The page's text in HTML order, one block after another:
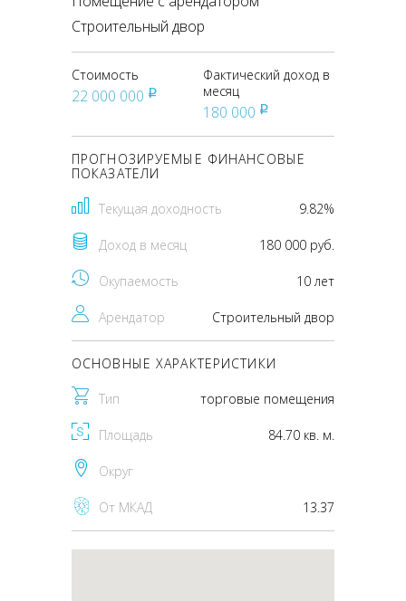
Строительный двор
Стоимость
22 000 000 pуб
Фактический доход в
месяц
180 000 pуб
ПРОГНОЗИРУЕМЫЕ ФИНАНСОВЫЕ
ПОКАЗАТЕЛИ
Текущая доходность 9.82%
Доход в месяц 180 000 руб.
Окупаемость 10 лет
Арендатор Строительный двор
ОСНОВНЫЕ ХАРАКТЕРИСТИКИ
Тип торговые помещения
Площадь 84.70 кв. м.
Округ
От МКАД 13.37